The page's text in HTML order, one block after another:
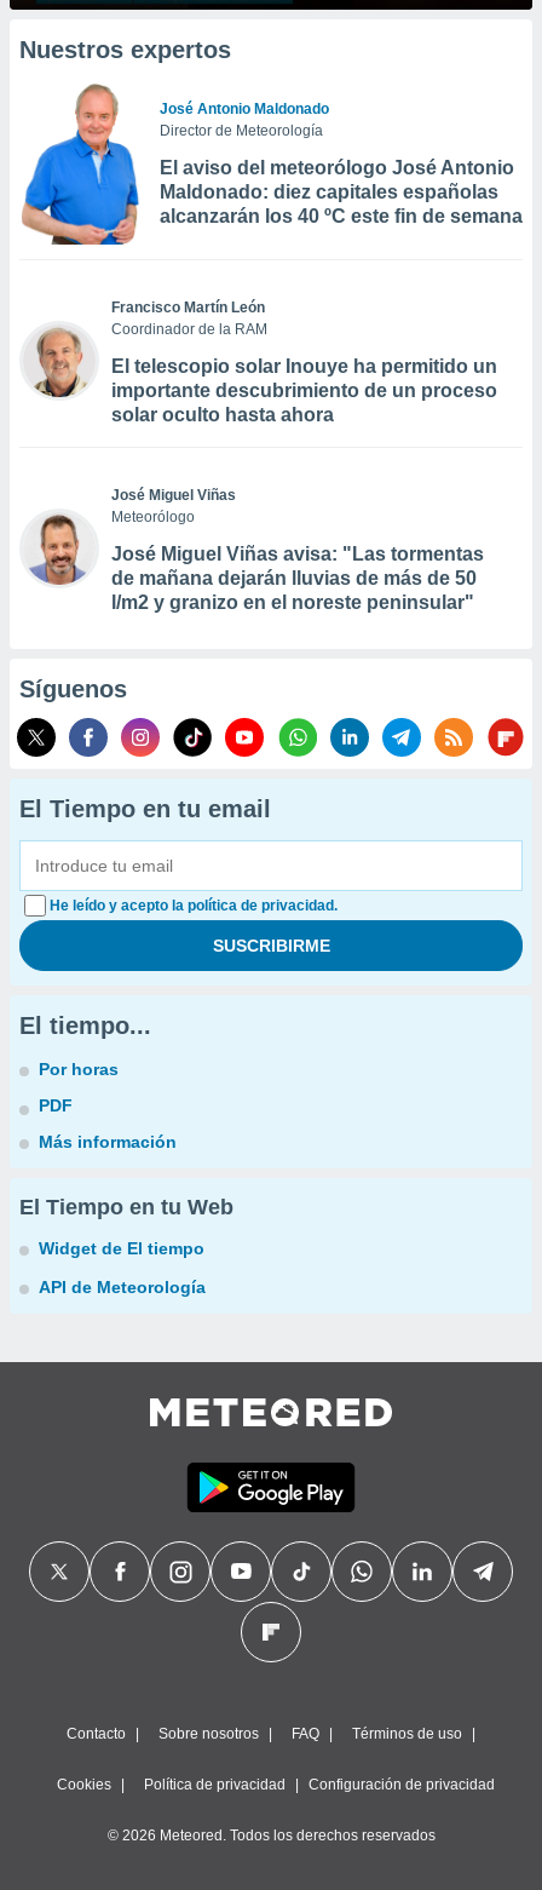
Nuestros expertos
José Antonio Maldonado
Director de Meteorología
El aviso del meteorólogo José Antonio
Maldonado: diez capitales españolas
alcanzarán los 40 ºC este fin de semana
Francisco Martín León
Coordinador de la RAM
El telescopio solar Inouye ha permitido un
importante descubrimiento de un proceso
solar oculto hasta ahora
José Miguel Viñas
Meteorólogo
José Miguel Viñas avisa: "Las tormentas
de mañana dejarán lluvias de más de 50
l/m2 y granizo en el noreste peninsular"
Síguenos
El Tiempo en tu email
He leído y acepto la política de privacidad.
El tiempo...
Por horas
PDF
Más información
El Tiempo en tu Web
Widget de El tiempo
API de Meteorología
Contacto Sobre nosotros FAQ Términos de uso
Cookies Política de privacidad Configuración de privacidad
© 2026 Meteored. Todos los derechos reservados